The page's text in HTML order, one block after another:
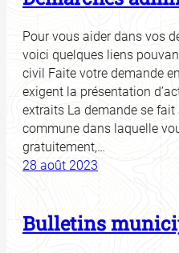
Pour vous aider dans vos
voici quelques liens
civil Faite votre demande
exigent la présentation
extraits La demande se
commune dans laquelle
gratuitement,…
28 août 2023
Bulletins